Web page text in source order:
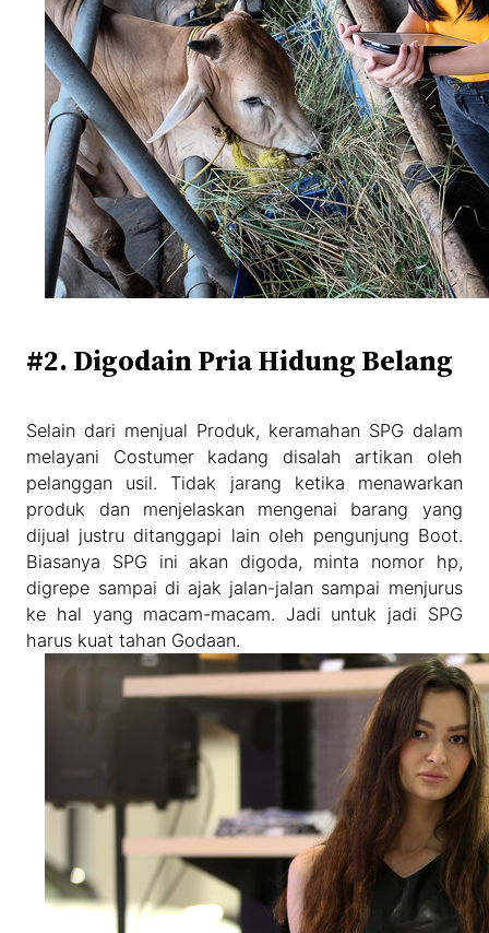
#2. Digodain Pria Hidung Belang
Selain dari menjual Produk, keramahan SPG dalam
melayani Costumer kadang disalah artikan oleh
pelanggan usil. Tidak jarang ketika menawarkan
produk dan menjelaskan mengenai barang yang
dijual justru ditanggapi lain oleh pengunjung Boot.
Biasanya SPG ini akan digoda, minta nomor hp,
digrepe sampai di ajak jalan-jalan sampai menjurus
ke hal yang macam-macam. Jadi untuk jadi SPG
harus kuat tahan Godaan.